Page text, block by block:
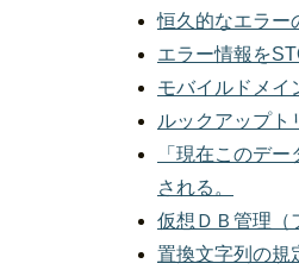
恒久的なエラー
エラー情報を
モバイルドメイ
ルックアップト
「現在このデ
される。
仮想ＤＢ管理（
置換文字列の規